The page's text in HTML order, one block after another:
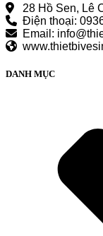
28 Hồ Sen, Lê
Điện thoại:
Email:
DANH MỤC